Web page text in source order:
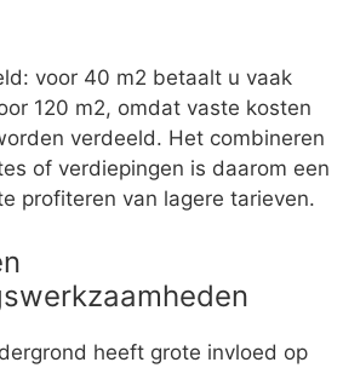
voor 40 m2 betaalt u vaak
120 m2, omdat vaste kosten
verdeeld. Het combineren
of verdiepingen is daarom een
profiteren van lagere tarieven.
heeft grote invloed op